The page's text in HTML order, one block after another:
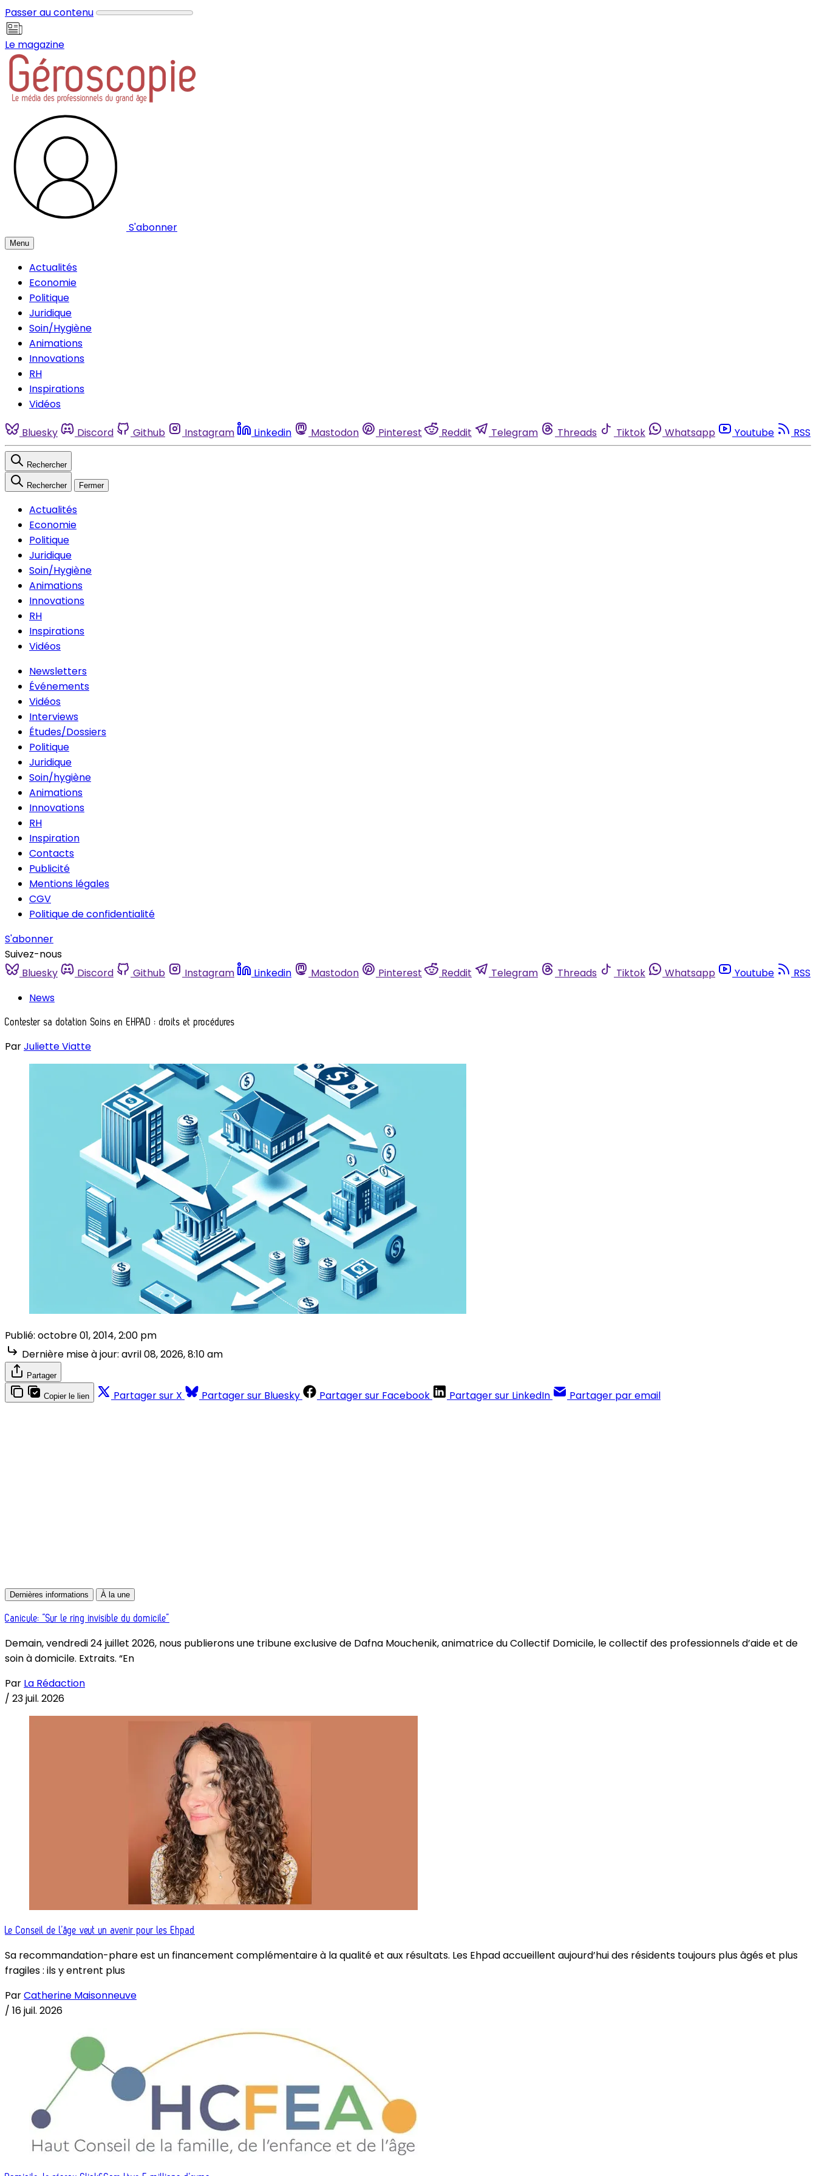
Passer au contenu
Le magazine
S'abonner
Menu
Actualités
Economie
Politique
Juridique
Soin/Hygiène
Animations
Innovations
RH
Inspirations
Vidéos
Bluesky Discord Github Instagram Linkedin Mastodon Pinterest Reddit Telegram Threads Tiktok Whatsapp Youtube RSS
Rechercher
Rechercher Fermer
Actualités
Economie
Politique
Juridique
Soin/Hygiène
Animations
Innovations
RH
Inspirations
Vidéos
Newsletters
Événements
Vidéos
Interviews
Études/Dossiers
Politique
Juridique
Soin/hygiène
Animations
Innovations
RH
Inspiration
Contacts
Publicité
Mentions légales
CGV
Politique de confidentialité
S'abonner
Suivez-nous
Bluesky
Discord Github Instagram Linkedin Mastodon Pinterest Reddit Telegram Threads Tiktok Whatsapp Youtube
RSS
News
Contester sa dotation Soins en EHPAD : droits et procédures
ParJuliette Viatte
Publié: octobre 01, 2014, 2:00 pm
Dernière mise à jour: avril 08, 2026, 8:10 am
Partager
Copier le lien Partager sur X Partager sur Bluesky Partager sur Facebook Partager sur LinkedIn Partager par email
Dernières informations À la une
Canicule: “Sur le ring invisible du domicile”
Demain, vendredi 24 juillet 2026, nous publierons une tribune exclusive de Dafna Mouchenik, animatrice du Collectif Domicile, le collectif des professionnels d’aide et de
soin à domicile. Extraits. “En
Par La Rédaction
/ 23 juil. 2026
Le Conseil de l’âge veut un avenir pour les Ehpad
Sa recommandation-phare est un financement complémentaire à la qualité et aux résultats. Les Ehpad accueillent aujourd’hui des résidents toujours plus âgés et plus
fragiles : ils y entrent plus
ParCatherine Maisonneuve
/ 16 juil. 2026
Panneau de gestion des cookies